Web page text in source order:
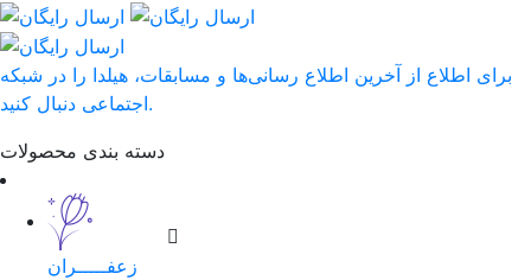
برای اطلاع از آخرین اطلاع رسانی‌ها و مسابقات، هیلدا را در شبکه
اجتماعی دنبال کنید.
دسته بندی محصولات
زعفـــــران